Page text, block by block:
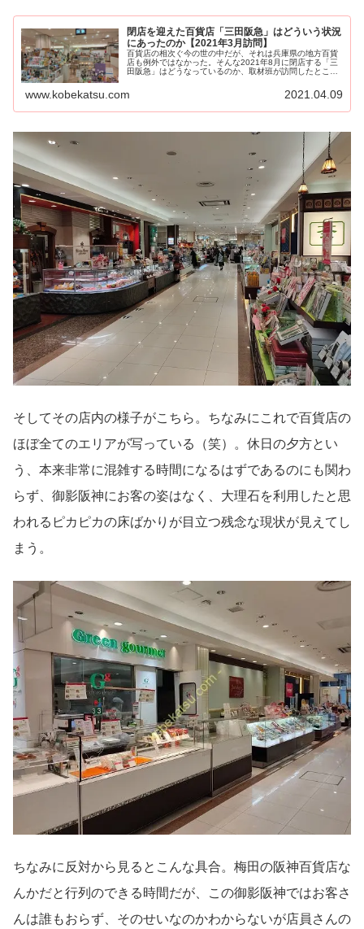
閉店を迎えた百貨店「三田阪急」はどういう状況
にあったのか【2021年3月訪問】
百貨店の相次ぐ今の世の中だが、それは兵庫県の地方百貨
店も例外ではなかった。そんな2021年8月に閉店する「三
田阪急」はどうなっているのか、取材班が訪問したとこ
www.kobekatsu.com 2021.04.09
そしてその店内の様子がこちら。ちなみにこれで百貨店の
ほぼ全てのエリアが写っている（笑）。休日の夕方とい
う、本来非常に混雑する時間になるはずであるのにも関わ
らず、御影阪神にお客の姿はなく、大理石を利用したと思
われるピカピカの床ばかりが目立つ残念な現状が見えてし
まう。
ちなみに反対から見るとこんな具合。梅田の阪神百貨店な
んかだと行列のできる時間だが、この御影阪神ではお客さ
んは誰もおらず、そのせいなのかわからないが店員さんの